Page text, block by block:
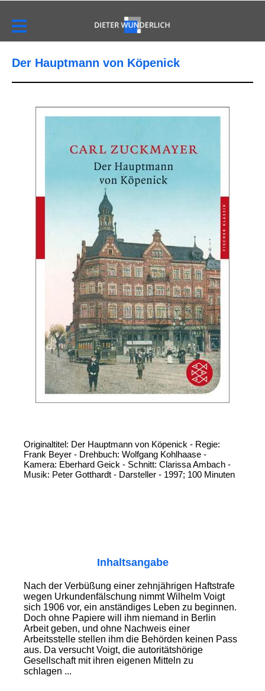
Der Hauptmann von Köpenick
Originaltitel: Der Hauptmann von Köpenick - Regie:
Frank Beyer - Drehbuch: Wolfgang Kohlhaase -
Kamera: Eberhard Geick - Schnitt: Clarissa Ambach -
Musik: Peter Gotthardt - Darsteller - 1997; 100 Minuten
Inhaltsangabe
Nach der Verbüßung einer zehnjährigen Haftstrafe
wegen Urkundenfälschung nimmt Wilhelm Voigt
sich 1906 vor, ein anständiges Leben zu beginnen.
Doch ohne Papiere will ihm niemand in Berlin
Arbeit geben, und ohne Nachweis einer
Arbeitsstelle stellen ihm die Behörden keinen Pass
aus. Da versucht Voigt, die autoritätshörige
Gesellschaft mit ihren eigenen Mitteln zu
schlagen ...